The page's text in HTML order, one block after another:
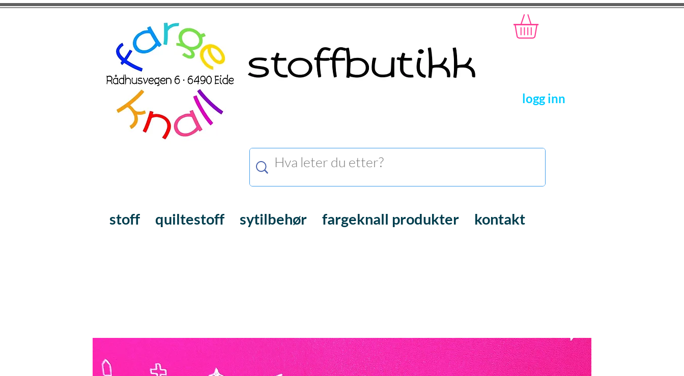
logg inn
stoff quiltestoff sytilbehør fargeknall produkter kontakt